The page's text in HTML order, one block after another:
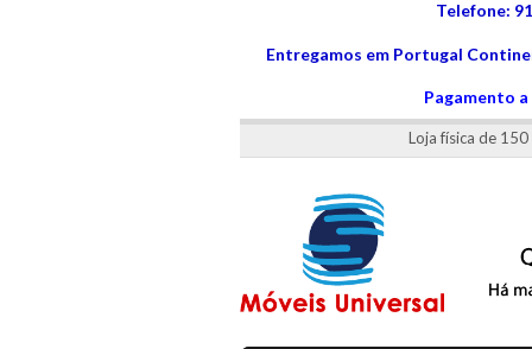
Telefone:
Entregamos em Portugal
Pagamento
Loja física de